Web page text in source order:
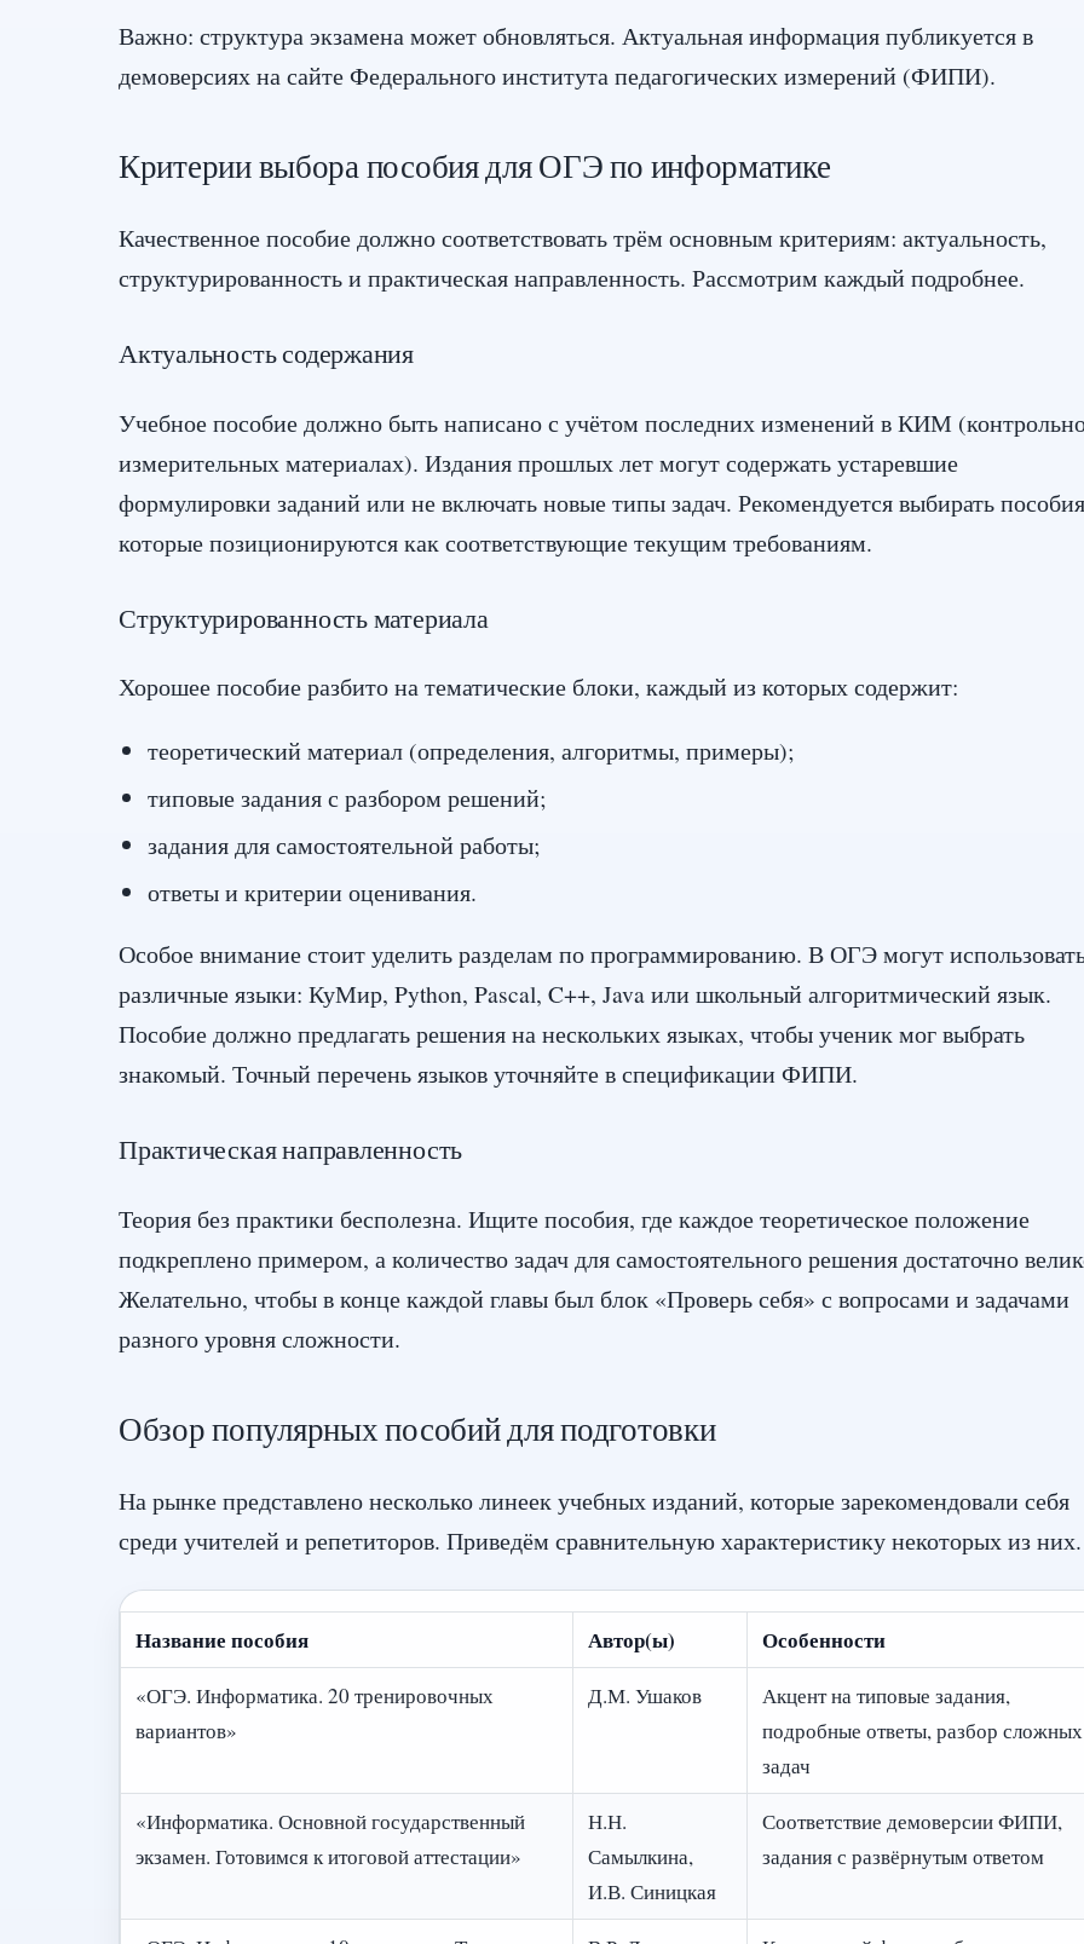
Важно: структура экзамена может обновляться. Актуальная информация публикуется в
демоверсиях на сайте Федерального института педагогических измерений (ФИПИ).
Критерии выбора пособия для ОГЭ по информатике
Качественное пособие должно соответствовать трём основным критериям: актуальность,
структурированность и практическая направленность. Рассмотрим каждый подробнее.
Актуальность содержания
Учебное пособие должно быть написано с учётом последних изменений в КИМ
измерительных материалах). Издания прошлых лет могут содержать устаревшие
формулировки заданий или не включать новые типы задач. Рекомендуется выбирать
которые позиционируются как соответствующие текущим требованиям.
Структурированность материала
Хорошее пособие разбито на тематические блоки, каждый из которых содержит:
теоретический материал (определения, алгоритмы, примеры);
типовые задания с разбором решений;
задания для самостоятельной работы;
ответы и критерии оценивания.
Особое внимание стоит уделить разделам по программированию. В ОГЭ могут
различные языки: КуМир, Python, Pascal, C++, Java или школьный алгоритмический язык.
Пособие должно предлагать решения на нескольких языках, чтобы ученик мог выбрать
знакомый. Точный перечень языков уточняйте в спецификации ФИПИ.
Практическая направленность
Теория без практики бесполезна. Ищите пособия, где каждое теоретическое положение
подкреплено примером, а количество задач для самостоятельного решения достаточно
Желательно, чтобы в конце каждой главы был блок «Проверь себя» с вопросами и задачами
разного уровня сложности.
Обзор популярных пособий для подготовки
На рынке представлено несколько линеек учебных изданий, которые зарекомендовали себя
среди учителей и репетиторов. Приведём сравнительную характеристику некоторых из них.
Название пособия Автор(ы) Особенности
«ОГЭ. Информатика. 20 тренировочных
вариантов»
Д.М. Ушаков
Акцент на типовые задания,
подробные ответы, разбор сложных
задач
«Информатика. Основной государственный
экзамен. Готовимся к итоговой аттестации»
Н.Н.
Самылкина,
И.В. Синицкая
Соответствие демоверсии ФИПИ,
задания с развёрнутым ответом